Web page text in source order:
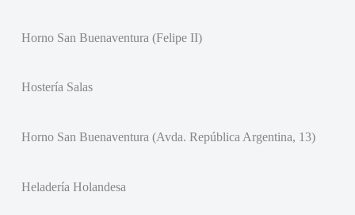
Horno San Buenaventura (Felipe II)
Hostería Salas
Horno San Buenaventura (Avda. República Argentina, 13)
Heladería Holandesa